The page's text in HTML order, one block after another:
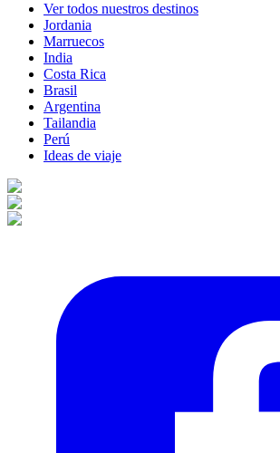
Ver todos nuestros destinos
Jordania
Marruecos
India
Costa Rica
Brasil
Argentina
Tailandia
Perú
Ideas de viaje